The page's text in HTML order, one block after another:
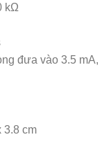
kΩ
đưa vào 3.5 mA,
3.8 cm